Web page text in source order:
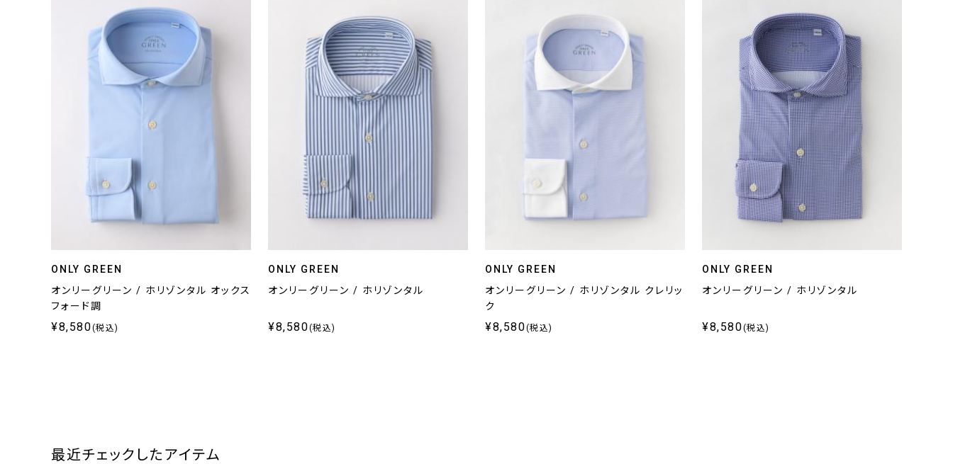
ONLY GREEN
オンリーグリーン / ホリゾンタル オックス
フォード調
¥8,580(税込)
ONLY GREEN
オンリーグリーン / ホリゾンタル
¥8,580(税込)
ONLY GREEN
オンリーグリーン / ホリゾンタル クレリッ
ク
¥8,580(税込)
ONLY GREEN
オンリーグリーン / ホリゾンタル
¥8,580(税込)
最近チェックしたアイテム